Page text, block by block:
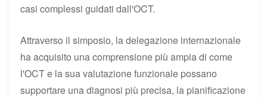
casi complessi guidati dall'OCT.
Attraverso il simposio, la delegazione internazionale
ha acquisito una comprensione più ampia di come
l'OCT e la sua valutazione funzionale possano
supportare una diagnosi più precisa, la pianificazione